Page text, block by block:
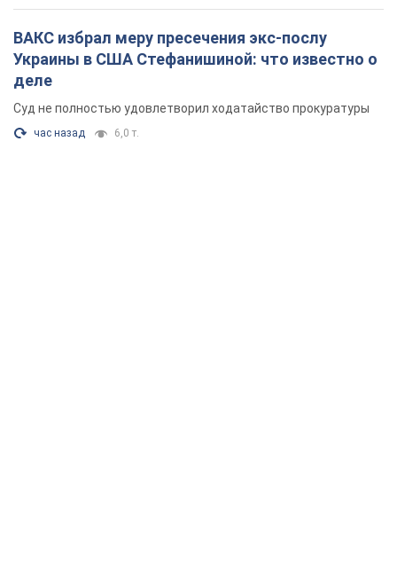
ВАКС избрал меру пресечения экс-послу
Украины в США Стефанишиной: что известно о
деле
Суд не полностью удовлетворил ходатайство прокуратуры
час назад 6,0 т.